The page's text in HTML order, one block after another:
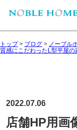
トップ> ブログ > ノーブル
質感にこだわったL型平屋の
2022.07.06
店舗HP用画